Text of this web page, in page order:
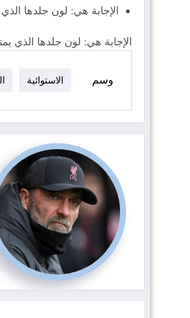
الإجابة هي: لون جلدها
الإجابة هي: لون جلدها الذي
وسم الاستوائية